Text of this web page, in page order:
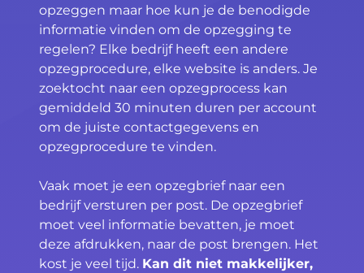
opzeggen maar hoe kun je de benodigde
informatie vinden om de opzegging te
regelen? Elke bedrijf heeft een andere
opzegprocedure, elke website is anders. Je
zoektocht naar een opzegprocess kan
gemiddeld 30 minuten duren per account
om de juiste contactgegevens en
opzegprocedure te vinden.
Vaak moet je een opzegbrief naar een
bedrijf versturen per post. De opzegbrief
moet veel informatie bevatten, je moet
deze afdrukken, naar de post brengen. Het
kost je veel tijd. Kan dit niet makkelijker,